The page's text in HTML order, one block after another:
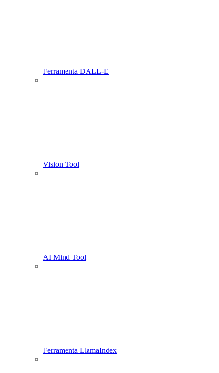
Ferramenta DALL-E
Vision Tool
AI Mind Tool
Ferramenta LlamaIndex